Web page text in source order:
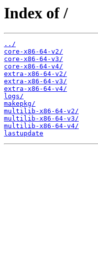
Index of /
../
core-x86-64-v2/
core-x86-64-v3/
core-x86-64-v4/
extra-x86-64-v2/
extra-x86-64-v3/
extra-x86-64-v4/
logs/
makepkg/
multilib-x86-64-v2/
multilib-x86-64-v3/
multilib-x86-64-v4/
lastupdate